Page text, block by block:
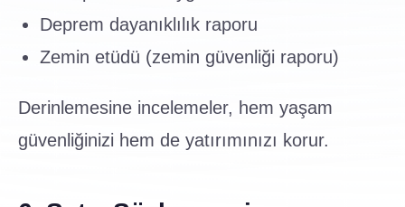
Deprem dayanıklılık raporu
Zemin etüdü (zemin güvenliği raporu)
Derinlemesine incelemeler, hem yaşam
güvenliğinizi hem de yatırımınızı korur.